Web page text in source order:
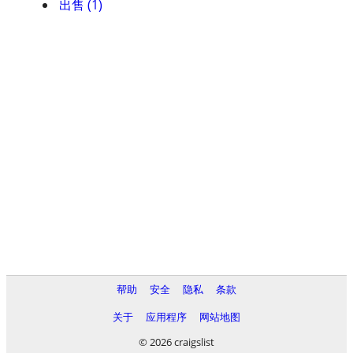
出售 (1)
帮助 安全 隐私
条款
关于
应用程序
网站地图
© 2026 craigslist